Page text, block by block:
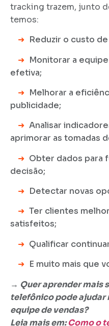
tracking trazem, junto
temos:
➜ Reduzir o custo
➜ Monitorar a
efetiva;
➜ Melhorar a
publicidade;
➜ Analisar
aprimorar as tomadas
➜ Obter dados para
decisão;
➜ Detectar novas
➜ Ter clientes
satisfeitos;
➜ Qualificar
➜ E muito mais que
→ Quer aprender mais
telefônico pode ajudar
equipe de vendas?
Leia mais em:Como o